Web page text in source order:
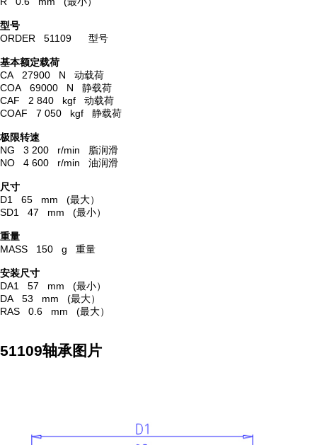
型号
ORDER 51109 型号
基本额定载荷
CA 27900 N 动载荷
COA 69000 N 静载荷
CAF 2 840 kgf 动载荷
COAF 7 050 kgf 静载荷
极限转速
NG 3 200 r/min 脂润滑
NO 4 600 r/min 油润滑
尺寸
D1 65 mm (最大）
SD1 47 mm (最小）
重量
MASS 150 g 重量
安装尺寸
DA1 57 mm (最小）
DA 53 mm (最大）
RAS 0.6 mm (最大）
51109轴承图片